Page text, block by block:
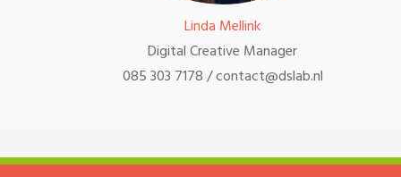
Linda Mellink
Digital Creative Manager
085 303 7178 / contact@dslab.nl